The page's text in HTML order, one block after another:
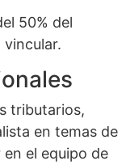
50% del
vincular.
tributarios,
en temas de
el equipo de